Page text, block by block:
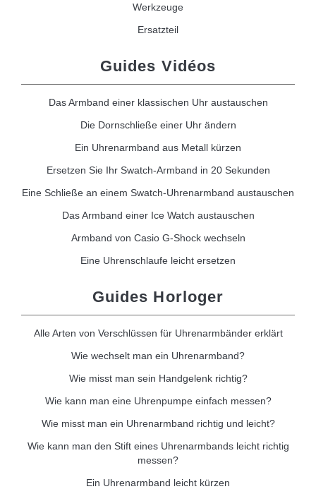
Werkzeuge
Ersatzteil
Guides Vidéos
Das Armband einer klassischen Uhr austauschen
Die Dornschließe einer Uhr ändern
Ein Uhrenarmband aus Metall kürzen
Ersetzen Sie Ihr Swatch-Armband in 20 Sekunden
Eine Schließe an einem Swatch-Uhrenarmband austauschen
Das Armband einer Ice Watch austauschen
Armband von Casio G-Shock wechseln
Eine Uhrenschlaufe leicht ersetzen
Guides Horloger
Alle Arten von Verschlüssen für Uhrenarmbänder erklärt
Wie wechselt man ein Uhrenarmband?
Wie misst man sein Handgelenk richtig?
Wie kann man eine Uhrenpumpe einfach messen?
Wie misst man ein Uhrenarmband richtig und leicht?
Wie kann man den Stift eines Uhrenarmbands leicht richtig
messen?
Ein Uhrenarmband leicht kürzen